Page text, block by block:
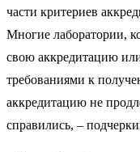
части критериев
Многие лаборатории,
свою аккредитацию
требованиями к
аккредитацию не
справились, –